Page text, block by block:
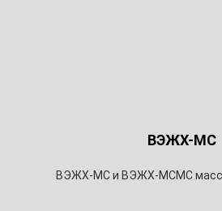
ВЭЖХ-МС
ВЭЖХ-МС и ВЭЖХ-МСМС